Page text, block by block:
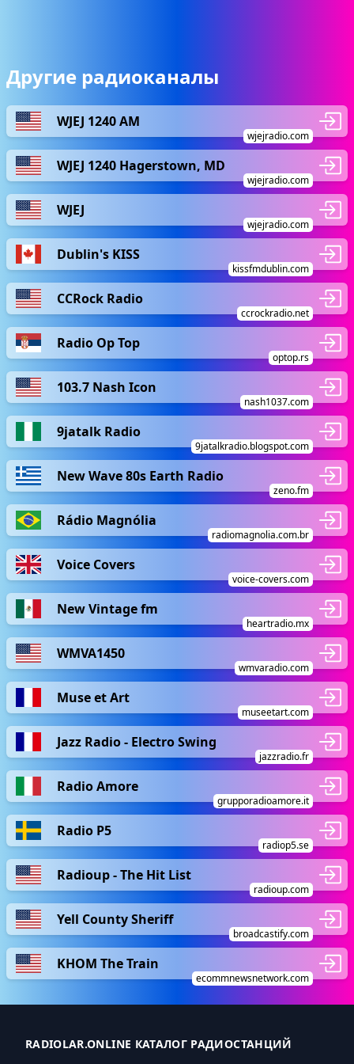
Другие радиоканалы
WJEJ 1240 AM
wjejradio.com
WJEJ 1240 Hagerstown, MD
wjejradio.com
WJEJ
wjejradio.com
Dublin's KISS
kissfmdublin.com
CCRock Radio
ccrockradio.net
Radio Op Top
optop.rs
103.7 Nash Icon
nash1037.com
9jatalk Radio
9jatalkradio.blogspot.com
New Wave 80s Earth Radio
zeno.fm
Rádio Magnólia
radiomagnolia.com.br
Voice Covers
voice-covers.com
New Vintage fm
heartradio.mx
WMVA1450
wmvaradio.com
Muse et Art
museetart.com
Jazz Radio - Electro Swing
jazzradio.fr
Radio Amore
grupporadioamore.it
Radio P5
radiop5.se
Radioup - The Hit List
radioup.com
Yell County Sheriff
broadcastify.com
KHOM The Train
ecommnewsnetwork.com
RADIOLAR.ONLINE КАТАЛОГ РАДИОСТАНЦИЙ